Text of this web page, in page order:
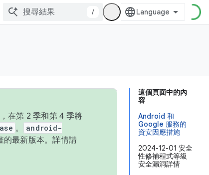
/
這個頁面中的內
容
Android 和
Google 服務的
資安因應措施
2024-12-01 安全
性修補程式等級
安全漏洞詳情
在第 2 季和第 4 季將
。
android-
的最新版本。詳情請